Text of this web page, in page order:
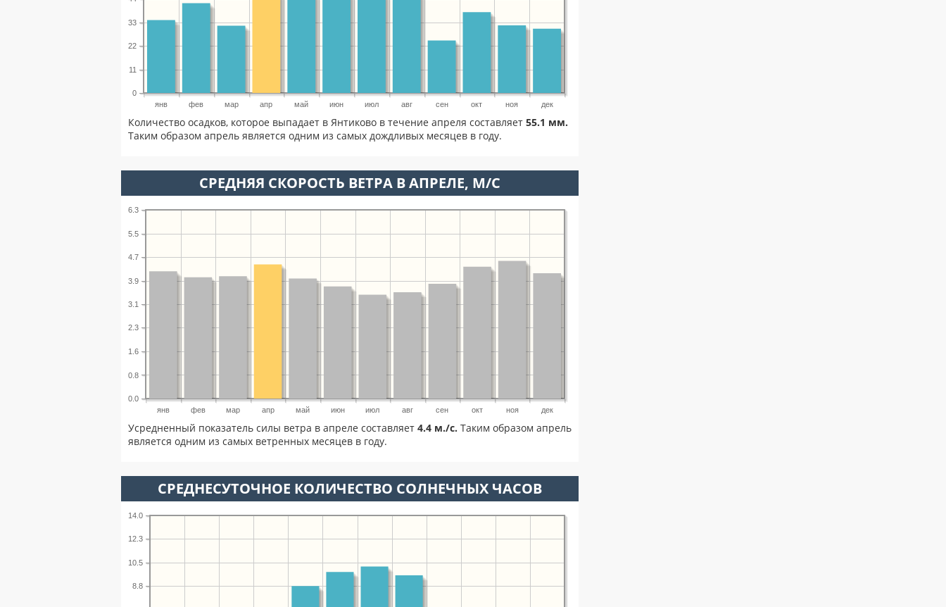
янв фев мар апр май июн июл авг сен окт ноя дек
0
11
22
33
Количество осадков, которое выпадает в Янтиково в течение апреля составляет 55.1 мм.
Таким образом апрель является одним из самых дождливых месяцев в году.
СРЕДНЯЯ СКОРОСТЬ ВЕТРА В АПРЕЛЕ, М/С
янв фев мар апр май июн июл авг сен окт ноя дек
0.0
0.8
1.6
2.3
3.1
3.9
4.7
5.5
6.3
Усредненный показатель силы ветра в апреле составляет 4.4 м./с. Таким образом апрель
является одним из самых ветренных месяцев в году.
СРЕДНЕСУТОЧНОЕ КОЛИЧЕСТВО СОЛНЕЧНЫХ ЧАСОВ
8.8
10.5
12.3
14.0